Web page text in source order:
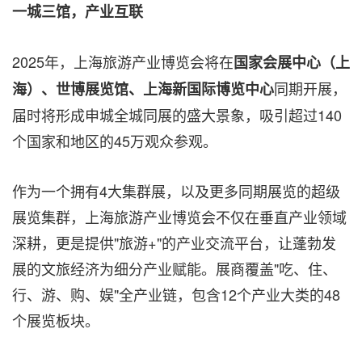
一城三馆，产业互联
2025年，上海旅游产业博览会将在国家会展中心（上
海）、世博展览馆、上海新国际博览中心同期开展，
届时将形成申城全城同展的盛大景象，吸引超过140
个国家和地区的45万观众参观。
作为一个拥有4大集群展，以及更多同期展览的超级
展览集群，上海旅游产业博览会不仅在垂直产业领域
深耕，更是提供"旅游+"的产业交流平台，让蓬勃发
展的文旅经济为细分产业赋能。展商覆盖"吃、住、
行、游、购、娱"全产业链，包含12个产业大类的48
个展览板块。